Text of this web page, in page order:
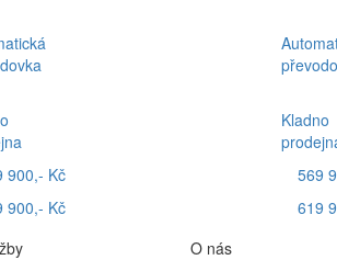
900,- Kč
900,- Kč
Kladno
569
619
O nás